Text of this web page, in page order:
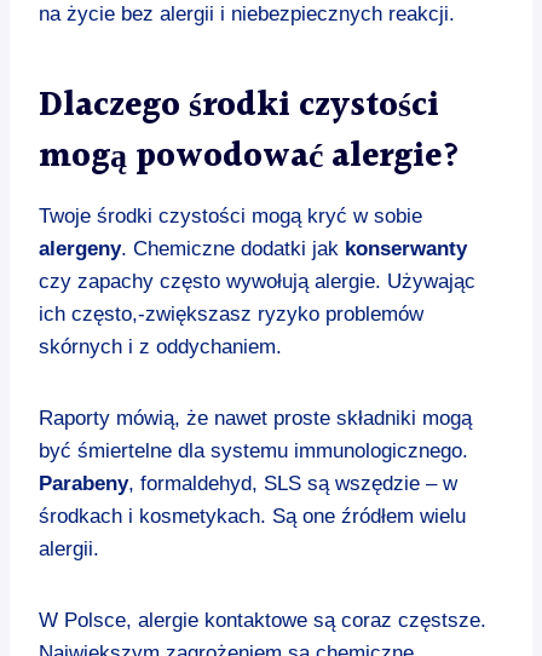
na życie bez alergii i niebezpiecznych reakcji.
Dlaczego środki czystości
mogą powodować alergie?
Twoje środki czystości mogą kryć w sobie
alergeny. Chemiczne dodatki jak konserwanty
czy zapachy często wywołują alergie. Używając
ich często,-zwiększasz ryzyko problemów
skórnych i z oddychaniem.
Raporty mówią, że nawet proste składniki mogą
być śmiertelne dla systemu immunologicznego.
Parabeny, formaldehyd, SLS są wszędzie – w
środkach i kosmetykach. Są one źródłem wielu
alergii.
W Polsce, alergie kontaktowe są coraz częstsze.